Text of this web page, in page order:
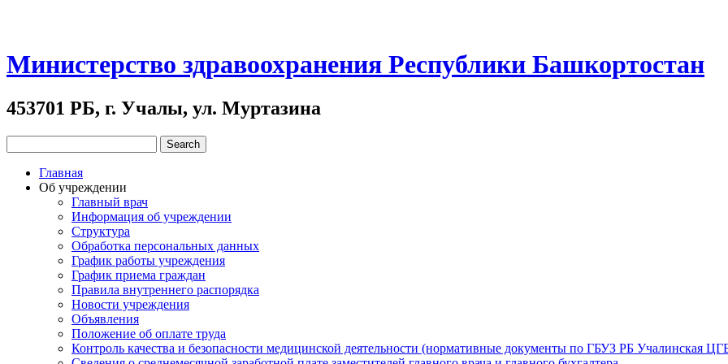
Министерство здравоохранения Республики Башкортостан
453701 РБ, г. Учалы, ул. Муртазина
Главная
Об учреждении
Главный врач
Информация об учреждении
Структура
Обработка персональных данных
График работы учреждения
График приема граждан
Правила внутреннего распорядка
Новости учреждения
Объявления
Положение об оплате труда
Контроль качества и безопасности медицинской деятельности (нормативные документы по ГБУЗ РБ Учалинская